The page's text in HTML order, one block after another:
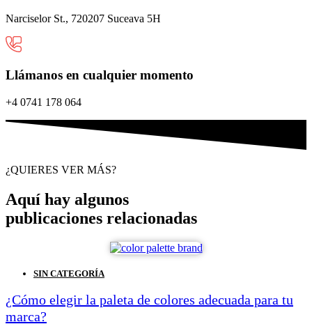
Narciselor St., 720207 Suceava 5H
Llámanos en cualquier momento
+4 0741 178 064
¿QUIERES VER MÁS?
Aquí hay algunos
publicaciones relacionadas
SIN CATEGORÍA
¿Cómo elegir la paleta de colores adecuada para tu
marca?